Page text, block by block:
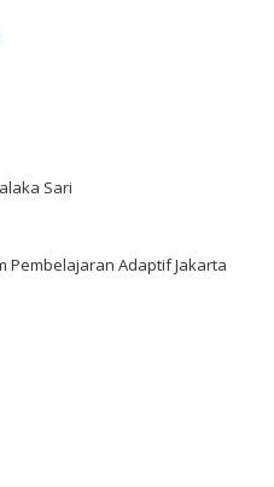
Sari
Pembelajaran Adaptif Jakarta